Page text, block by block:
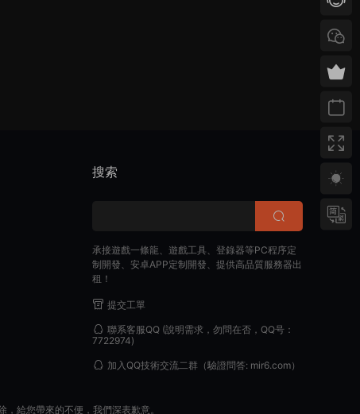
搜索
承接遊戲一條龍、遊戲工具、登錄器等PC程序定
制開發、安卓APP定制開發、提供高品質服務器出
租！
提交工單
聯系客服QQ(說明需求，勿問在否，QQ号：
7722974)
加入QQ技術交流二群（驗證問答: mir6.com）
給您帶來的不便，我們深表歉意。